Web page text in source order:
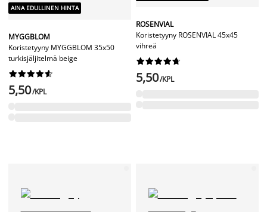
AINA EDULLINEN HINTA
MYGGBLOM
Koristetyyny MYGGBLOM 35x50
turkisjäljitelmä beige






5,50/KPL
ROSENVIAL
Koristetyyny ROSENVIAL 45x45
vihreä






5,50/KPL